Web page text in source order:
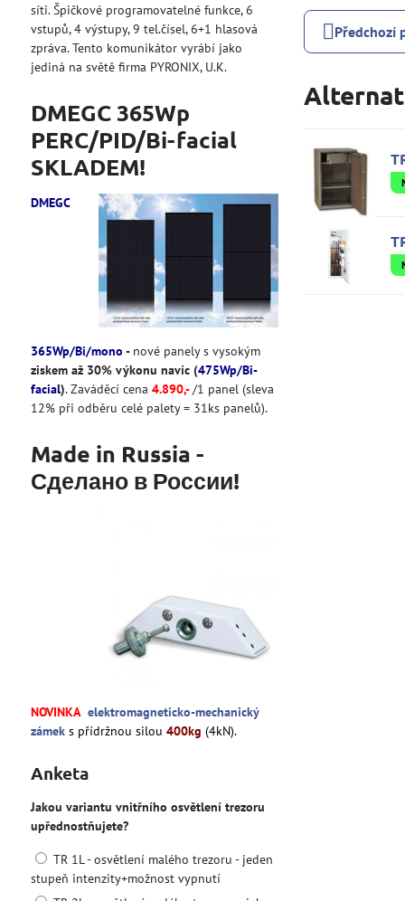
Předchozí
síti. Špičkové programovatelné funkce, 6
vstupů, 4 výstupy, 9 tel.čísel, 6+1 hlasová
zpráva. Tento komunikátor vyrábí jako
jediná na světě firma PYRONIX, U.K.
DMEGC 365Wp
PERC/PID/Bi-facial
SKLADEM!
DMEGC
365Wp/Bi/mono - nové panely s vysokým
ziskem až 30% výkonu navíc (475Wp/Bi-
facial). Zaváděcí cena 4.890,-/1 panel (sleva
12% při odběru celé palety = 31ks panelů).
Made in Russia -
Сделано в России!
NOVINKA elektromagneticko-mechanický
zámek s přídržnou silou 400kg (4kN).
Anketa
Jakou variantu vnitřního osvětlení trezoru
upřednostňujete?
TR 1L - osvětlení malého trezoru - jeden
stupeň intenzity+možnost vypnutí